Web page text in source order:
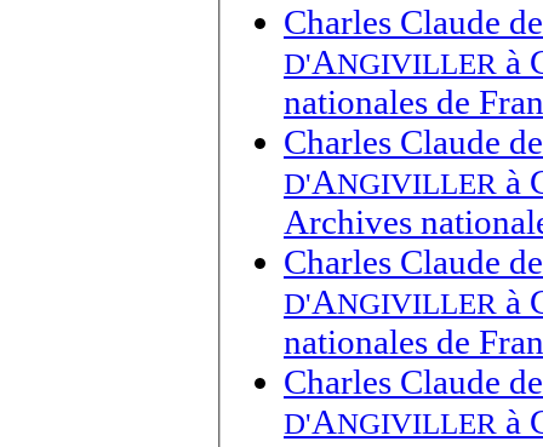
Charles Claude
D'ANGIVILLER à
nationales de
Charles Claude
D'ANGIVILLER à
Archives
Charles Claude
D'ANGIVILLER à
nationales de
Charles Claude
D'ANGIVILLER à